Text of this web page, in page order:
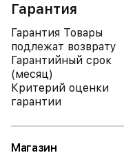
Гарантия
Гарантия Товары
подлежат возврату
Гарантийный срок
(месяц)
Критерий оценки
гарантии
Магазин